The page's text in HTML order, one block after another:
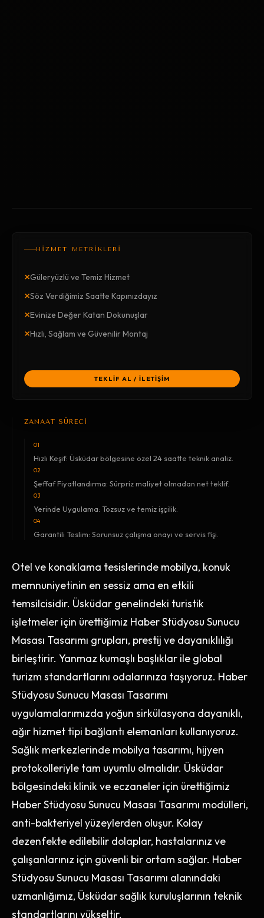
HİZMET METRİKLERİ
×Güleryüzlü ve Temiz Hizmet
×Söz Verdiğimiz Saatte Kapınızdayız
×Evinize Değer Katan Dokunuşlar
×Hızlı, Sağlam ve Güvenilir Montaj
TEKLİF AL / İLETİŞİM
ZANAAT SÜRECİ
01
Hızlı Keşif: Üsküdar bölgesine özel 24 saatte teknik analiz.
02
Şeffaf Fiyatlandırma: Sürpriz maliyet olmadan net teklif.
03
Yerinde Uygulama: Tozsuz ve temiz işçilik.
04
Garantili Teslim: Sorunsuz çalışma onayı ve servis fişi.
Otel ve konaklama tesislerinde mobilya, konuk
memnuniyetinin en sessiz ama en etkili
temsilcisidir. Üsküdar genelindeki turistik
işletmeler için ürettiğimiz Haber Stüdyosu Sunucu
Masası Tasarımı grupları, prestij ve dayanıklılığı
birleştirir. Yanmaz kumaşlı başlıklar ile global
turizm standartlarını odalarınıza taşıyoruz. Haber
Stüdyosu Sunucu Masası Tasarımı
uygulamalarımızda yoğun sirkülasyona dayanıklı,
ağır hizmet tipi bağlantı elemanları kullanıyoruz.
Sağlık merkezlerinde mobilya tasarımı, hijyen
protokolleriyle tam uyumlu olmalıdır. Üsküdar
bölgesindeki klinik ve eczaneler için ürettiğimiz
Haber Stüdyosu Sunucu Masası Tasarımı modülleri,
anti-bakteriyel yüzeylerden oluşur. Kolay
dezenfekte edilebilir dolaplar, hastalarınız ve
çalışanlarınız için güvenli bir ortam sağlar. Haber
Stüdyosu Sunucu Masası Tasarımı alanındaki
uzmanlığımız, Üsküdar sağlık kuruluşlarının teknik
standartlarını yükseltir.